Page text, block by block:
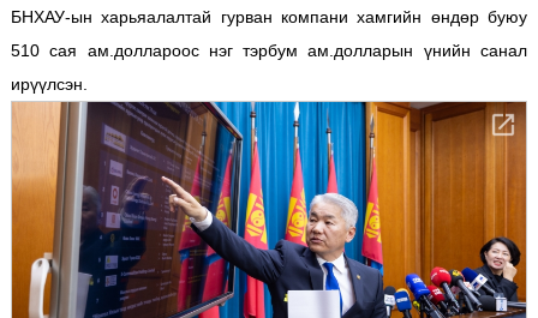
БНХАУ-ын харьяалалтай гурван компани хамгийн өндөр буюу
510 сая ам.доллароос нэг тэрбум ам.долларын үнийн санал
ирүүлсэн.